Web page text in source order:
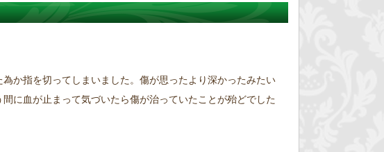
か指を切ってしまいました。傷が思ったより深かったみたい
に血が止まって気づいたら傷が治っていたことが殆どでした